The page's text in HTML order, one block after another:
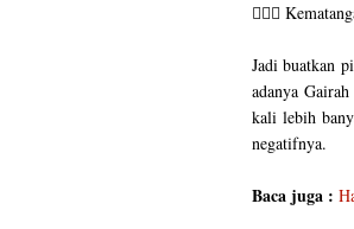
👩‍❤️‍👨
Jadi buatkan
adanya
kali lebih
negatifnya.
Baca juga :